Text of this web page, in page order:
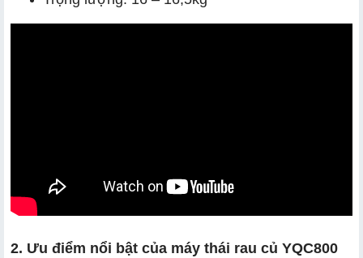
2. Ưu điểm nổi bật của máy thái rau củ YQC800